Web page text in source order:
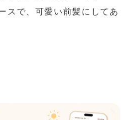
スで、可愛い前髪にしてあ